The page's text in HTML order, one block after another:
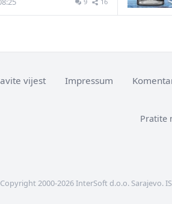
vijest Impressum
Pratite
Copyright 2000-2026 InterSoft d.o.o. Sarajevo.